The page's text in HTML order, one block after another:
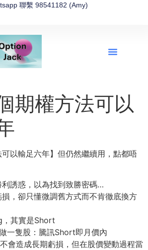
聯繫 98541182 (Amy)
期權方法可以
可以輸足六年】但仍然繼續用，點都唔
誘惑，以為找到致勝密碼…
，卻只懂微調舊方式而不肯徹底換方
其實是Short
一隻股：騰訊Short即月價內
會造成長期虧損，但在股價變動過程當